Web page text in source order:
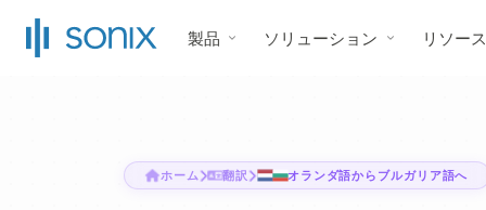
製品 ソリューション リソース
ホーム 翻訳 オランダ語からブルガリア語へ